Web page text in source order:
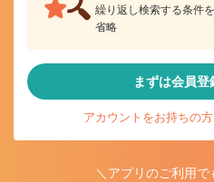
繰り返し検索する条件
省略
まずは会員登
アカウントをお持ちの
＼アプリのご利用で